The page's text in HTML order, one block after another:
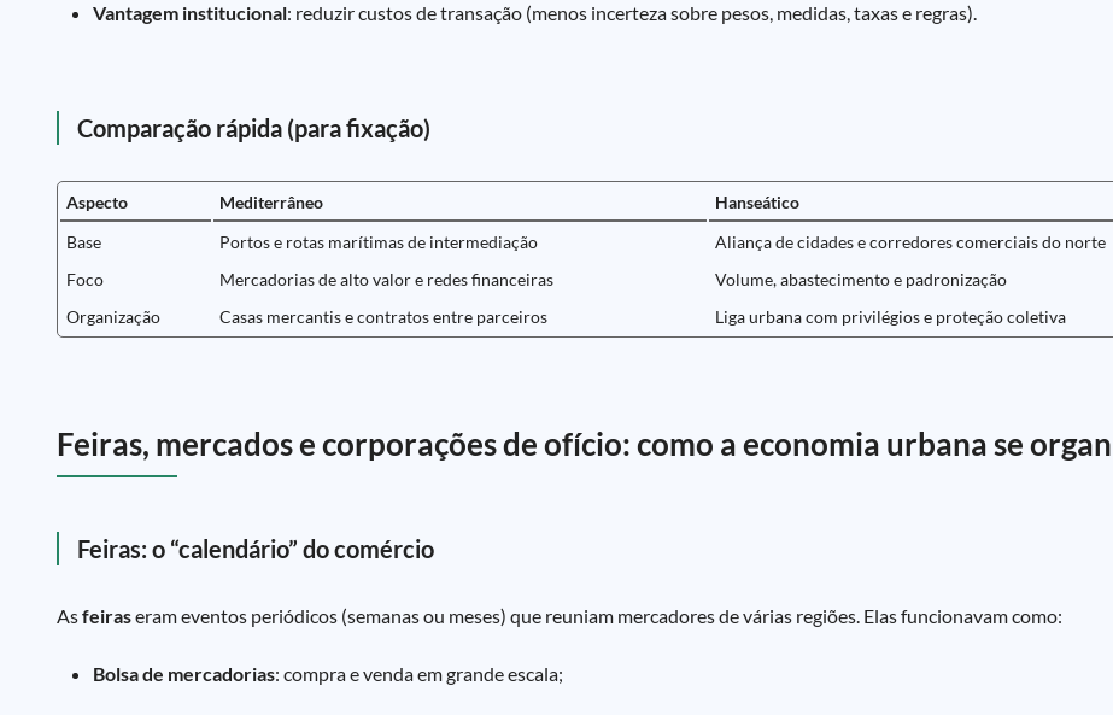
Vantagem institucional: reduzir custos de transação (menos incerteza sobre pesos, medidas, taxas e regras).
Comparação rápida (para fixação)
Aspecto Mediterrâneo
Hanseático
Base
Portos e rotas marítimas de intermediação
Aliança de cidades e corredores comerciais do norte
Foco
Mercadorias de alto valor e redes financeiras
Volume, abastecimento e padronização
Organização
Casas mercantis e contratos entre parceiros Liga urbana com privilégios e proteção coletiva
Feiras, mercados e corporações de ofício: como a economia urbana se
Feiras: o “calendário” do comércio
Asfeiraseram eventos periódicos (semanas ou meses) que reuniam mercadores de várias regiões. Elas funcionavam como:
Bolsa de mercadorias: compra e venda em grande escala;